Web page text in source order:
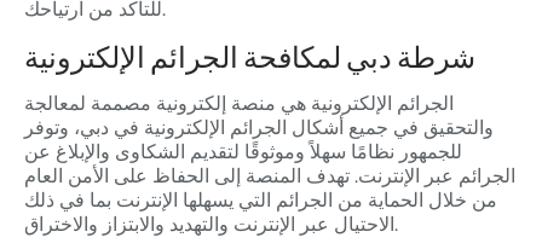
للتأكد من ارتياحك.
شرطة دبي لمكافحة الجرائم الإلكترونية
الجرائم الإلكترونية هي منصة إلكترونية مصممة لمعالجة
والتحقيق في جميع أشكال الجرائم الإلكترونية في دبي، وتوفر
للجمهور نظامًا سهلاً وموثوقًا لتقديم الشكاوى والإبلاغ عن
الجرائم عبر الإنترنت. تهدف المنصة إلى الحفاظ على الأمن العام
من خلال الحماية من الجرائم التي يسهلها الإنترنت بما في ذلك
الاحتيال عبر الإنترنت والتهديد والابتزاز والاختراق.